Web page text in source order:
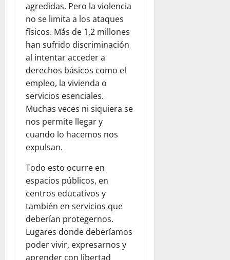
agredidas. Pero la violencia
no se limita a los ataques
físicos. Más de 1,2 millones
han sufrido discriminación
al intentar acceder a
derechos básicos como el
empleo, la vivienda o
servicios esenciales.
Muchas veces ni siquiera se
nos permite llegar y
cuando lo hacemos nos
expulsan.
Todo esto ocurre en
espacios públicos, en
centros educativos y
también en servicios que
deberían protegernos.
Lugares donde deberíamos
poder vivir, expresarnos y
aprender con libertad